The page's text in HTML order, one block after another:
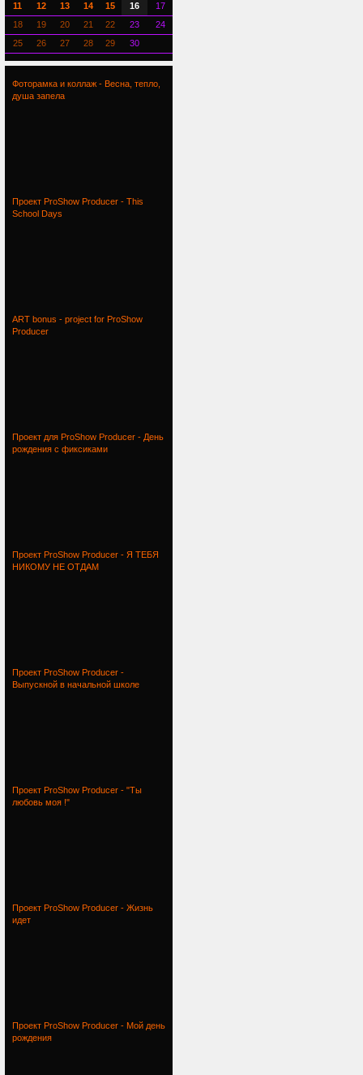
11
12 13 14 15 16
17
18
19 20 21 22 23
24
25
26 27 28 29 30
Фоторамка и коллаж - Весна, тепло,
душа запела
Проект ProShow Producer - This
School Days
ART bonus - project for ProShow
Producer
Проект для ProShow Producer - День
рождения с фиксиками
Проект ProShow Producer - Я ТЕБЯ
НИКОМУ НЕ ОТДАМ
Проект ProShow Producer -
Выпускной в начальной школе
Проект ProShow Producer - "Ты
любовь моя !"
Проект ProShow Producer - Жизнь
идет
Проект ProShow Producer - Мой день
рождения